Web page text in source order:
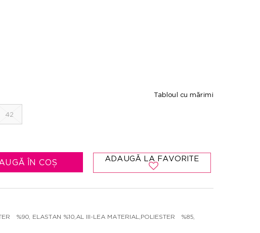
Tabloul cu mărimi
42
ÎN COȘ ADAUGĂ LA FAVORITE
%90, ELASTAN %10,AL III-LEA MATERIAL,POLIESTER %85,